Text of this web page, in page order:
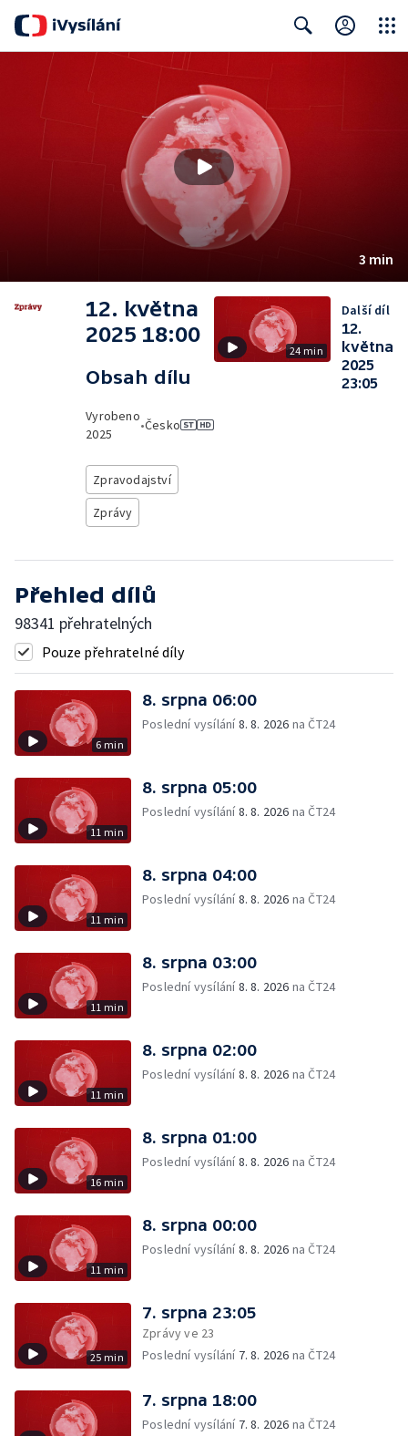
3 min
12. května
2025 18:00
Obsah dílu
Vyrobeno
2025
•Česko
Zpravodajství
Zprávy
24 min
Další díl
12.
května
2025
23:05
Přehled dílů
98341 přehratelných
Pouze přehratelné díly
6 min
8. srpna 06:00
Poslední vysílání8. 8. 2026 na ČT24
11 min
8. srpna 05:00
Poslední vysílání8. 8. 2026 na ČT24
11 min
8. srpna 04:00
Poslední vysílání8. 8. 2026 na ČT24
11 min
8. srpna 03:00
Poslední vysílání8. 8. 2026 na ČT24
11 min
8. srpna 02:00
Poslední vysílání8. 8. 2026 na ČT24
16 min
8. srpna 01:00
Poslední vysílání8. 8. 2026 na ČT24
11 min
8. srpna 00:00
Poslední vysílání8. 8. 2026 na ČT24
25 min
7. srpna 23:05
Zprávy ve 23
Poslední vysílání 7. 8. 2026 na ČT24
7. srpna 18:00
Poslední vysílání 7. 8. 2026 na ČT24